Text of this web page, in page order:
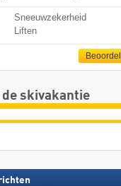
Sneeuwzekerheid
Liften
de skivakantie